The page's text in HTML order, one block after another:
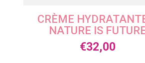
CRÈME
NATURE IS
€32,00